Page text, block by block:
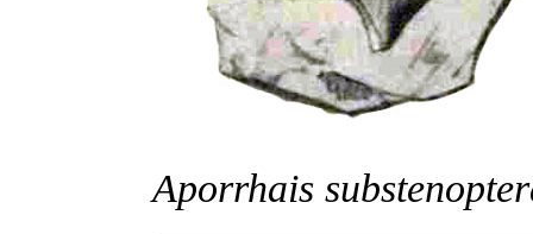
Aporrhais